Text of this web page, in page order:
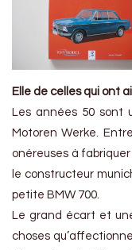
Elle de celles qui ont
Les années 50 sont
Motoren Werke.
onéreuses à
le constructeur
petite BMW 700.
Le grand écart et
choses